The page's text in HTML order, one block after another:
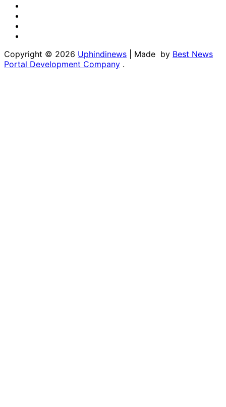
Copyright © 2026 Uphindinews | Made by Best News
Portal Development Company .